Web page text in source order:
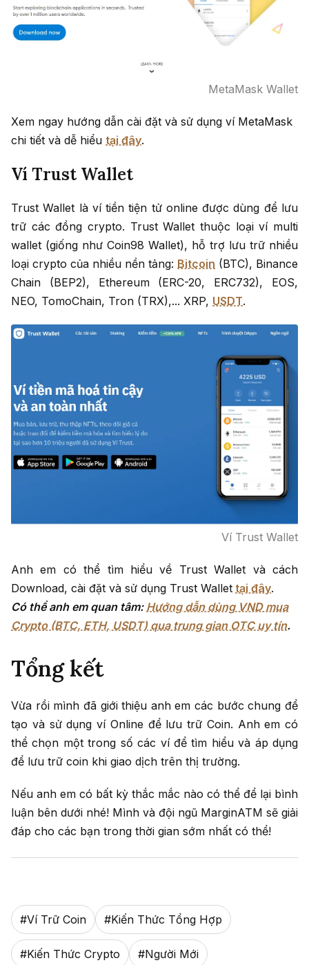
MetaMask Wallet
Xem ngay hướng dẫn cài đặt và sử dụng ví MetaMask
chi tiết và dễ hiểu tại đây.
Ví Trust Wallet
Trust Wallet là ví tiền tiện tử online được dùng để lưu
trữ các đồng crypto. Trust Wallet thuộc loại ví multi
wallet (giống như Coin98 Wallet), hỗ trợ lưu trữ nhiều
loại crypto của nhiều nền tảng: Bitcoin (BTC), Binance
Chain (BEP2), Ethereum (ERC-20, ERC732), EOS,
NEO, TomoChain, Tron (TRX),... XRP, USDT.
Ví Trust Wallet
Anh em có thể tìm hiểu về Trust Wallet và cách
Download, cài đặt và sử dụng Trust Wallet tại đây.
Có thể anh em quan tâm: Hướng dẫn dùng VND mua
Crypto (BTC, ETH, USDT) qua trung gian OTC uy tín.
Tổng kết
Vừa rồi mình đã giới thiệu anh em các bước chung để
tạo và sử dụng ví Online để lưu trữ Coin. Anh em có
thể chọn một trong số các ví để tìm hiểu và áp dụng
để lưu trữ coin khi giao dịch trên thị trường.
Nếu anh em có bất kỳ thắc mắc nào có thể để lại bình
luận bên dưới nhé! Mình và đội ngũ MarginATM sẽ giải
đáp cho các bạn trong thời gian sớm nhất có thể!
#Ví Trữ Coin #Kiến Thức Tổng Hợp
#Kiến Thức Crypto #Người Mới